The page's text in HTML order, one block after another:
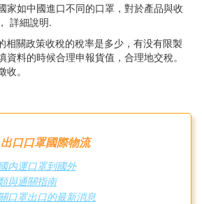
家如中國進口不同的口罩，對於產品與收
詳細說明.
相關政策收稅的稅率是多少，有没有限製
資料的時候合理申報貨值，合理地交稅。
。
出口口罩國際物流
内運口罩到國外
與通關指南
口罩出口的最新消息